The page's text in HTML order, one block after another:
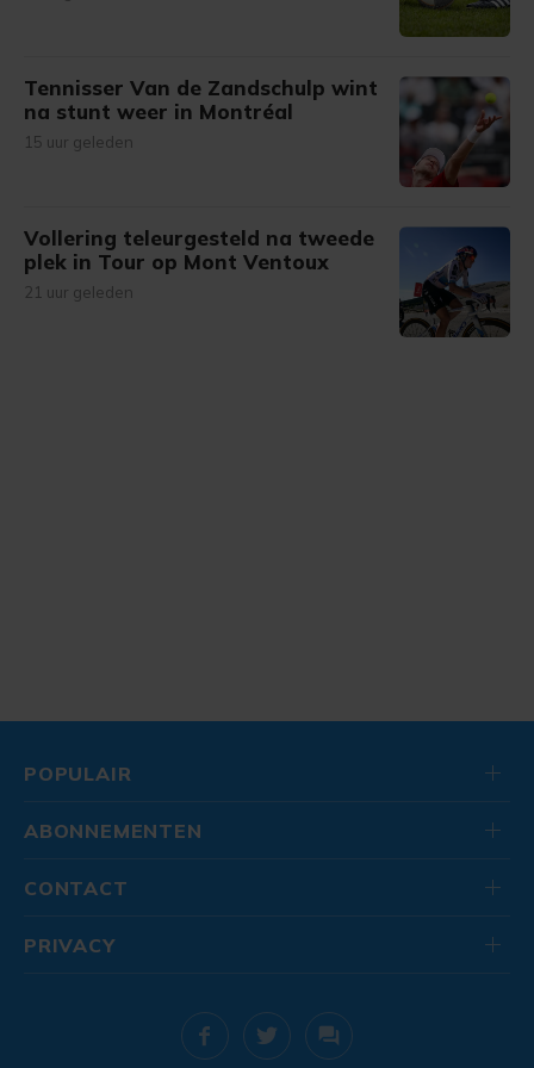
Tennisser Van de Zandschulp wint
na stunt weer in Montréal
15 uur geleden
Vollering teleurgesteld na tweede
plek in Tour op Mont Ventoux
21 uur geleden
POPULAIR
ABONNEMENTEN
CONTACT
PRIVACY